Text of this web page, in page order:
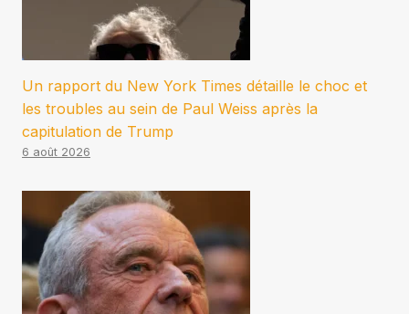
Un rapport du New York Times détaille le choc et
les troubles au sein de Paul Weiss après la
capitulation de Trump
6 août 2026